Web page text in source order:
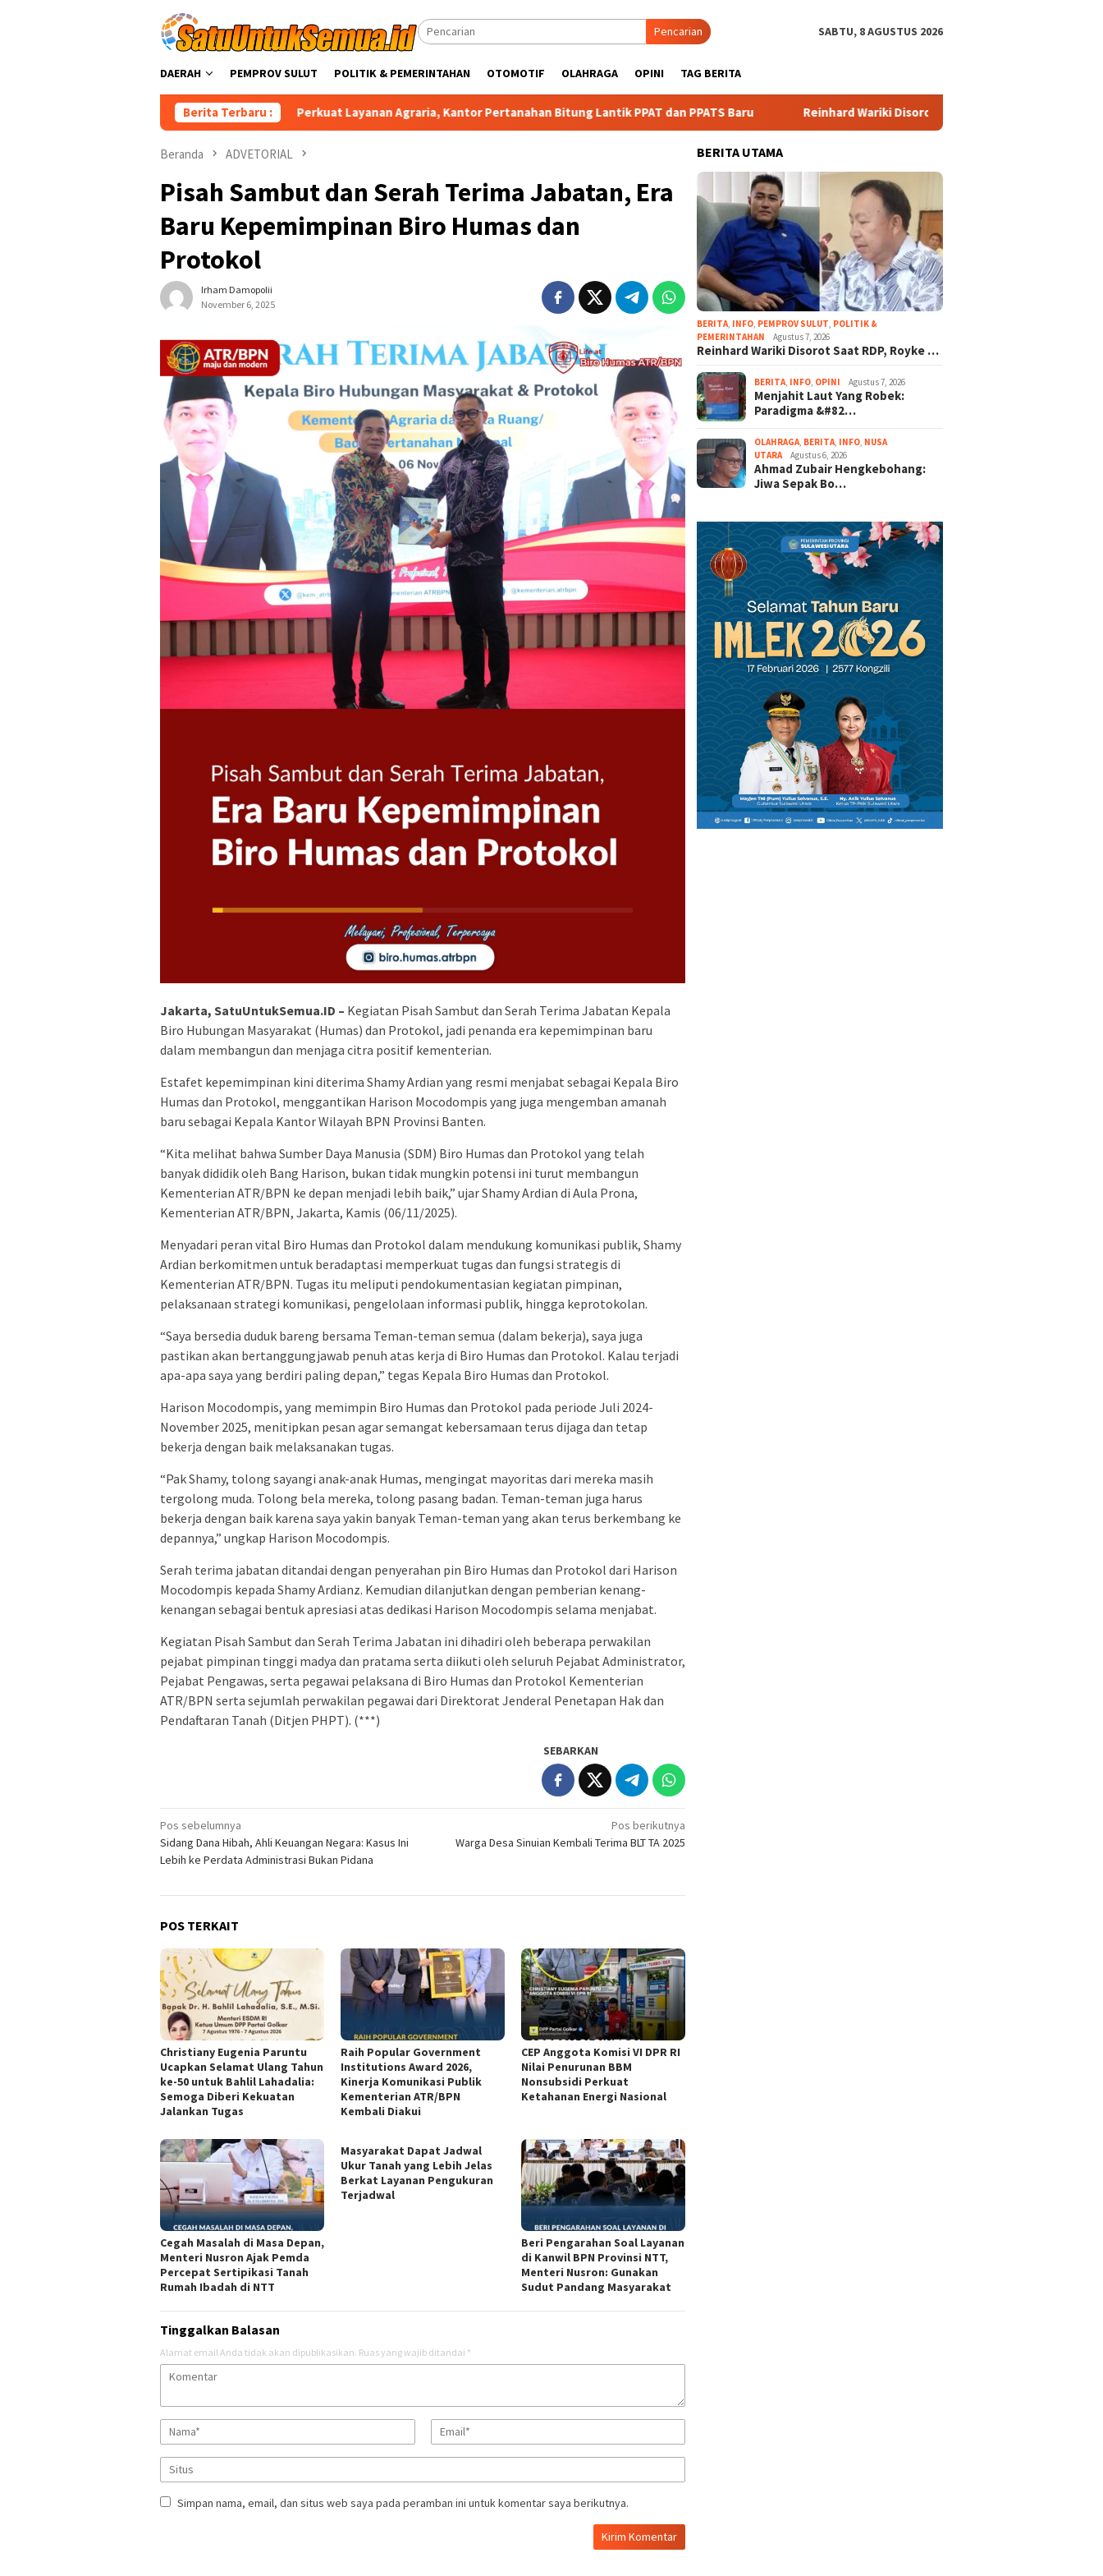
Pencarian SABTU, 8 AGUSTUS 2026
DAERAH PEMPROV SULUT POLITIK & PEMERINTAHAN OTOMOTIF OLAHRAGA OPINI TAG BERITA
Berita Terbaru :
Perkuat Layanan Agraria, Kantor Pertanahan Bitung Lantik PPAT dan PPATS Baru Reinhard Wariki Disorot Saat RDP, Royke Anter Singgung Soal
Beranda ADVETORIAL
Pisah Sambut dan Serah Terima Jabatan, Era
Baru Kepemimpinan Biro Humas dan
Protokol
Irham Damopolii
November 6, 2025
Jakarta, SatuUntukSemua.ID – Kegiatan Pisah Sambut dan Serah Terima Jabatan Kepala
Biro Hubungan Masyarakat (Humas) dan Protokol, jadi penanda era kepemimpinan baru
dalam membangun dan menjaga citra positif kementerian.
Estafet kepemimpinan kini diterima Shamy Ardian yang resmi menjabat sebagai Kepala Biro
Humas dan Protokol, menggantikan Harison Mocodompis yang juga mengemban amanah
baru sebagai Kepala Kantor Wilayah BPN Provinsi Banten.
“Kita melihat bahwa Sumber Daya Manusia (SDM) Biro Humas dan Protokol yang telah
banyak dididik oleh Bang Harison, bukan tidak mungkin potensi ini turut membangun
Kementerian ATR/BPN ke depan menjadi lebih baik,” ujar Shamy Ardian di Aula Prona,
Kementerian ATR/BPN, Jakarta, Kamis (06/11/2025).
Menyadari peran vital Biro Humas dan Protokol dalam mendukung komunikasi publik, Shamy
Ardian berkomitmen untuk beradaptasi memperkuat tugas dan fungsi strategis di
Kementerian ATR/BPN. Tugas itu meliputi pendokumentasian kegiatan pimpinan,
pelaksanaan strategi komunikasi, pengelolaan informasi publik, hingga keprotokolan.
“Saya bersedia duduk bareng bersama Teman-teman semua (dalam bekerja), saya juga
pastikan akan bertanggungjawab penuh atas kerja di Biro Humas dan Protokol. Kalau terjadi
apa-apa saya yang berdiri paling depan,” tegas Kepala Biro Humas dan Protokol.
Harison Mocodompis, yang memimpin Biro Humas dan Protokol pada periode Juli 2024-
November 2025, menitipkan pesan agar semangat kebersamaan terus dijaga dan tetap
bekerja dengan baik melaksanakan tugas.
“Pak Shamy, tolong sayangi anak-anak Humas, mengingat mayoritas dari mereka masih
tergolong muda. Tolong bela mereka, tolong pasang badan. Teman-teman juga harus
bekerja dengan baik karena saya yakin banyak Teman-teman yang akan terus berkembang ke
depannya,” ungkap Harison Mocodompis.
Serah terima jabatan ditandai dengan penyerahan pin Biro Humas dan Protokol dari Harison
Mocodompis kepada Shamy Ardianz. Kemudian dilanjutkan dengan pemberian kenang-
kenangan sebagai bentuk apresiasi atas dedikasi Harison Mocodompis selama menjabat.
Kegiatan Pisah Sambut dan Serah Terima Jabatan ini dihadiri oleh beberapa perwakilan
pejabat pimpinan tinggi madya dan pratama serta diikuti oleh seluruh Pejabat Administrator,
Pejabat Pengawas, serta pegawai pelaksana di Biro Humas dan Protokol Kementerian
ATR/BPN serta sejumlah perwakilan pegawai dari Direktorat Jenderal Penetapan Hak dan
Pendaftaran Tanah (Ditjen PHPT). (***)
SEBARKAN
Navigasi
pos
Pos sebelumnya
Sidang Dana Hibah, Ahli Keuangan Negara: Kasus Ini
Lebih ke Perdata Administrasi Bukan Pidana
Pos berikutnya
Warga Desa Sinuian Kembali Terima BLT TA 2025
POS TERKAIT
Christiany Eugenia Paruntu
Ucapkan Selamat Ulang Tahun
ke-50 untuk Bahlil Lahadalia:
Semoga Diberi Kekuatan
Jalankan Tugas
Raih Popular Government
Institutions Award 2026,
Kinerja Komunikasi Publik
Kementerian ATR/BPN
Kembali Diakui
CEP Anggota Komisi VI DPR RI
Nilai Penurunan BBM
Nonsubsidi Perkuat
Ketahanan Energi Nasional
Cegah Masalah di Masa Depan,
Menteri Nusron Ajak Pemda
Percepat Sertipikasi Tanah
Rumah Ibadah di NTT
Masyarakat Dapat Jadwal
Ukur Tanah yang Lebih Jelas
Berkat Layanan Pengukuran
Terjadwal
Beri Pengarahan Soal Layanan
di Kanwil BPN Provinsi NTT,
Menteri Nusron: Gunakan
Sudut Pandang Masyarakat
Tinggalkan Balasan
Alamat email Anda tidak akan dipublikasikan. Ruas yang wajib ditandai *
Simpan nama, email, dan situs web saya pada peramban ini untuk komentar saya berikutnya.
BERITA UTAMA
BERITA INFO PEMPROV SULUT POLITIK &
PEMERINTAHAN
Agustus 7, 2026
Reinhard Wariki Disorot Saat RDP, Royke …
BERITA INFO OPINI Agustus 7, 2026
Menjahit Laut Yang Robek:
Paradigma &#82…
OLAHRAGA BERITA INFO NUSA
UTARA
Agustus 6, 2026
Ahmad Zubair Hengkebohang:
Jiwa Sepak Bo…